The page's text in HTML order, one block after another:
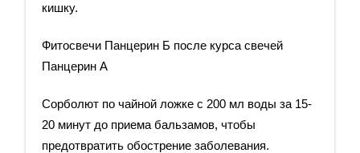
кишку.
Фитосвечи Панцерин Б после курса свечей
Панцерин А
Сорболют по чайной ложке с 200 мл воды за 15-
20 минут до приема бальзамов, чтобы
предотвратить обострение заболевания.